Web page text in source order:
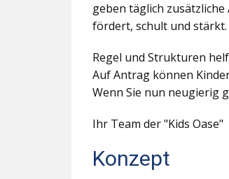
geben täglich
fördert, schult und stärkt.
Regel und Strukturen
Auf Antrag können
Wenn Sie nun neugierig
Ihr Team der "Kids Oase"
Konzept